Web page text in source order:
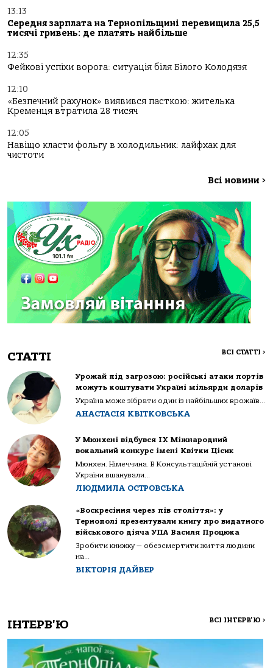
13:13
Середня зарплата на Тернопільщині перевищила 25,5
тисячі гривень: де платять найбільше
12:35
Фейкові успіхи ворога: ситуація біля Білого Колодязя
12:10
«Безпечний рахунок» виявився пасткою: жителька
Кременця втратила 28 тисяч
12:05
Навіщо класти фольгу в холодильник: лайфхак для
чистоти
Всі новини >
СТАТТІ ВСІ СТАТТІ >
Урожай під загрозою: російські атаки портів
можуть коштувати Україні мільярди доларів
Україна може зібрати один із найбільших врожаїв...
АНАСТАСІЯ КВІТКОВСЬКА
У Мюнхені відбувся IX Міжнародний
вокальний конкурс імені Квітки Цісик
Мюнхен. Німеччина. В Консультаційній установі
України вшанували...
ЛЮДМИЛА ОСТРОВСЬКА
«Воскресіння через пів століття»: у
Тернополі презентували книгу про видатного
військового діяча УПА Василя Процюка
Зробити книжку — обезсмертити життя людини
на...
ВІКТОРІЯ ДАЙВЕР
ІНТЕРВ'Ю ВСІ ІНТЕРВ'Ю >